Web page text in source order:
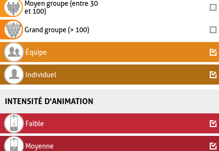
Moyen groupe (entre 30
et 100)
Grand groupe (> 100)
Équipe
Individuel
INTENSITÉ D'ANIMATION
Faible
Moyenne